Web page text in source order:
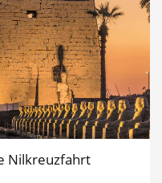
Nilkreuzfahrt